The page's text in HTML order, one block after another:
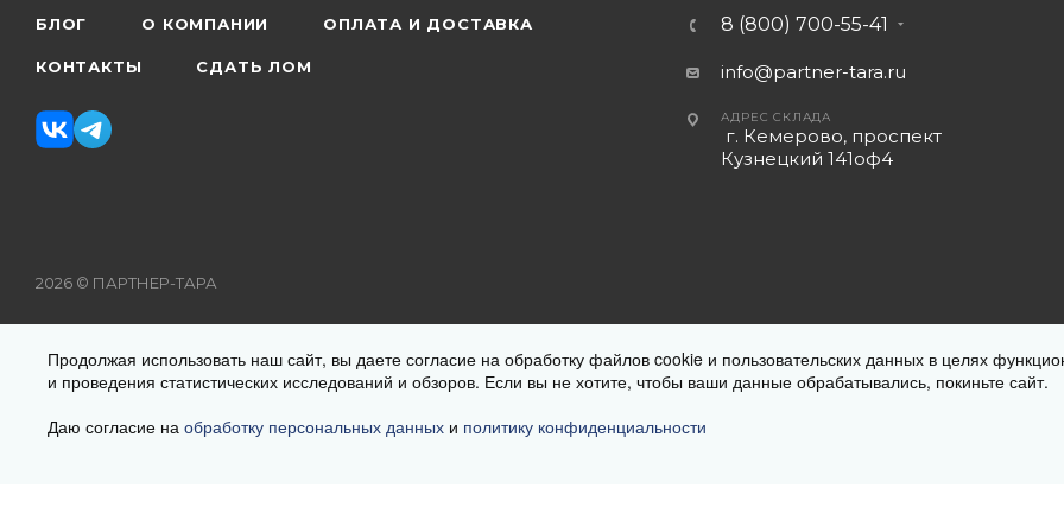
БЛОГ О КОМПАНИИ ОПЛАТА И ДОСТАВКА
КОНТАКТЫ СДАТЬ ЛОМ
8 (800) 700-55-41
info@partner-tara.ru
АДРЕС СКЛАДА
г. Кемерово, проспект
Кузнецкий 141оф4
2026 © ПАРТНЕР-ТАРА
товара Вам уточнит менеджер при оформлении заказа. Цена на продукцию меняется в зависимости от региона
данный интернет-сайт носит исключительно информационный характер и ни при каких условиях не является публичной
Продолжая использовать наш сайт, вы даете согласие на обработку файлов cookie и пользовательских данных в целях
и проведения статистических исследований и обзоров. Если вы не хотите, чтобы ваши данные обрабатывались, покиньте сайт.
Даю согласие на обработку персональных данных и политику конфиденциальности